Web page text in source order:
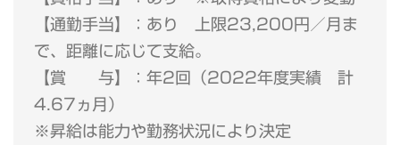
【通勤手当】：あり 上限23,200円／月ま
で、距離に応じて支給。
【賞 与】：年2回（2022年度実績 計
4.67ヵ月）
※昇給は能力や勤務状況により決定